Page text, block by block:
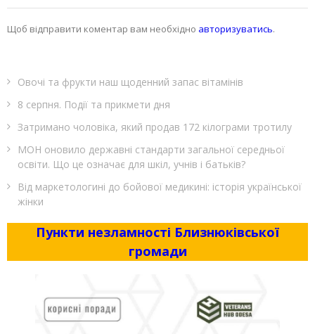
Щоб відправити коментар вам необхідно авторизуватись.
Овочі та фрукти наш щоденний запас вітамінів
8 серпня. Події та прикмети дня
Затримано чоловіка, який продав 172 кілограми тротилу
МОН оновило державні стандарти загальної середньої
освіти. Що це означає для шкіл, учнів і батьків?
Від маркетологині до бойової медикині: історія української
жінки
Пункти незламності Близнюківської
громади